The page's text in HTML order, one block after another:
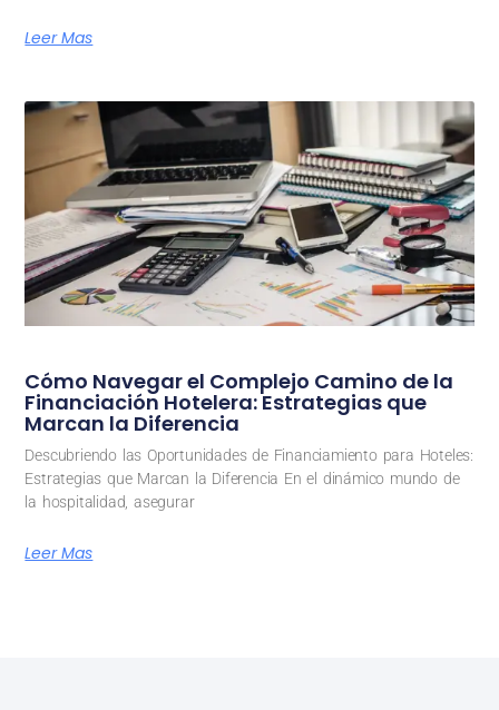
Leer Mas
Cómo Navegar el Complejo Camino de la
Financiación Hotelera: Estrategias que
Marcan la Diferencia
Descubriendo las Oportunidades de Financiamiento para Hoteles:
Estrategias que Marcan la Diferencia En el dinámico mundo de
la hospitalidad, asegurar
Leer Mas